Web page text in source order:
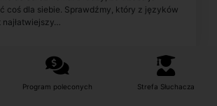
coś dla siebie. Sprawdźmy, który z języków
Program poleconych Strefa Słuchacza